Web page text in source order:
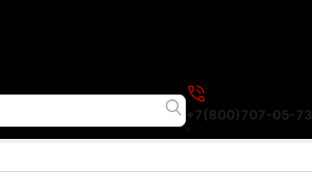
+7(800)707-05-73